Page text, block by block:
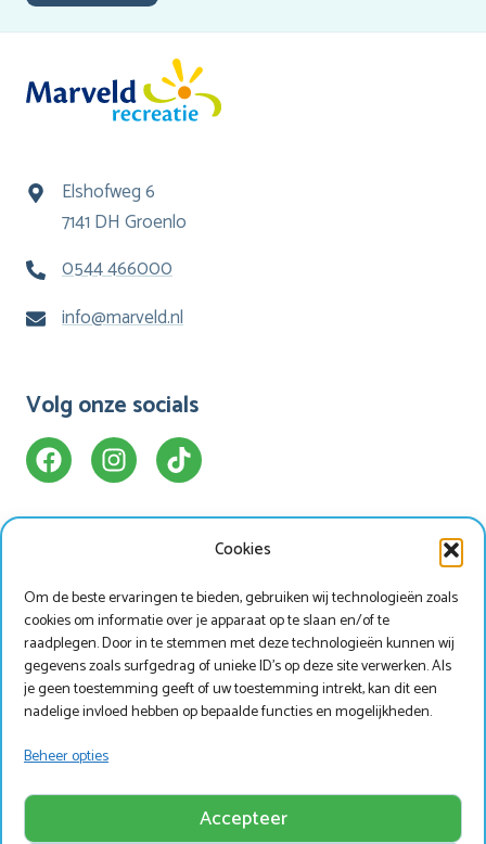
Cookies
Om de beste ervaringen te bieden, gebruiken wij technologieën zoals
cookies om informatie over je apparaat op te slaan en/of te
raadplegen. Door in te stemmen met deze technologieën kunnen wij
gegevens zoals surfgedrag of unieke ID's op deze site verwerken. Als
je geen toestemming geeft of uw toestemming intrekt, kan dit een
nadelige invloed hebben op bepaalde functies en mogelijkheden.
Beheer opties
Accepteer
Elshofweg 6
7141 DH Groenlo
0544 466000
info@marveld.nl
Volg onze socials
Bungalowpark
Kamperen
Hotel Havezate
Faciliteiten
Handige info
Animatieprogramma
Mijn Marveld
Marveld App
Nieuwsbrieven
Werken bij Marveld?